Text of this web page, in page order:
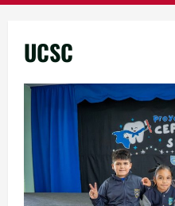
UCSC